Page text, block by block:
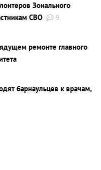
Зонального
СВО
9
ремонте главного
барнаульцев к врачам,